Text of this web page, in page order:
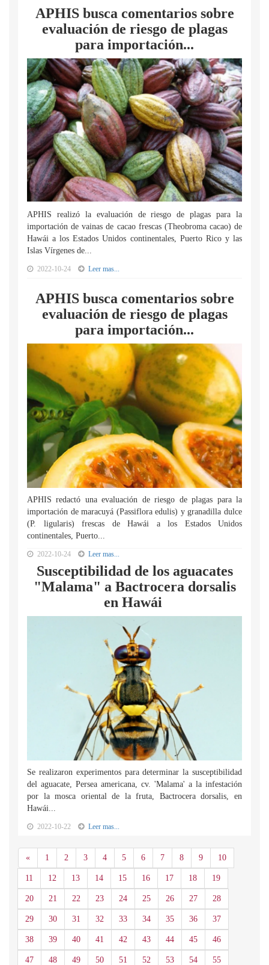
APHIS busca comentarios sobre
evaluación de riesgo de plagas
para importación...
APHIS realizó la evaluación de riesgo de plagas para la
importación de vainas de cacao frescas (Theobroma cacao) de
Hawái a los Estados Unidos continentales, Puerto Rico y las
Islas Vírgenes de...
2022-10-24 Leer mas...
APHIS busca comentarios sobre
evaluación de riesgo de plagas
para importación...
APHIS redactó una evaluación de riesgo de plagas para la
importación de maracuyá (Passiflora edulis) y granadilla dulce
(P. ligularis) frescas de Hawái a los Estados Unidos
continentales, Puerto...
2022-10-24 Leer mas...
Susceptibilidad de los aguacates
"Malama" a Bactrocera dorsalis
en Hawái
Se realizaron experimentos para determinar la susceptibilidad
del aguacate, Persea americana, cv. 'Malama' a la infestación
por la mosca oriental de la fruta, Bactrocera dorsalis, en
Hawái...
2022-10-22 Leer mas...
«Anterior
1 2 3 4 5 6 7 8 9 10
11 12 13 14 15 16 17 18 19
20 21 22 23 24 25 26 27 28
29 30 31 32 33 34 35 36 37
38 39 40 41 42 43 44 45 46
47 48 49 50 51 52 53 54 55